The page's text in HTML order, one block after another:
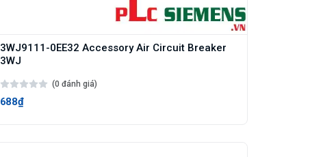
3WJ9111-0EE32 Accessory Air Circuit Breaker
3WJ
(0 đánh giá)
688₫